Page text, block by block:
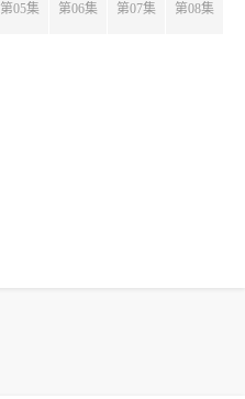
第05集 第06集 第07集 第08集